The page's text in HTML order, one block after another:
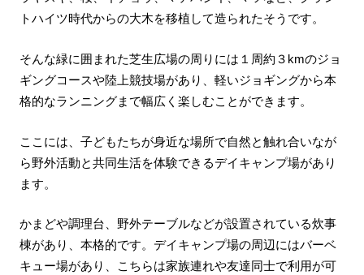
トハイツ時代からの大木を移植して造られたそうです。
そんな緑に囲まれた芝生広場の周りには１周約３kmのジョ
ギングコースや陸上競技場があり、軽いジョギングから本
格的なランニングまで幅広く楽しむことができます。
ここには、子どもたちが身近な場所で自然と触れ合いなが
ら野外活動と共同生活を体験できるデイキャンプ場があり
ます。
かまどや調理台、野外テーブルなどが設置されている炊事
棟があり、本格的です。デイキャンプ場の周辺にはバーベ
キュー場があり、こちらは家族連れや友達同士で利用が可